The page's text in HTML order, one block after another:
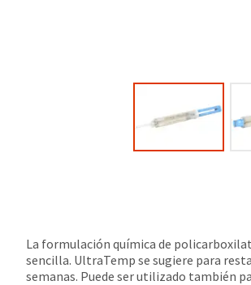
La formulación química de
sencilla. UltraTemp se sugiere para
semanas. Puede ser utilizado también